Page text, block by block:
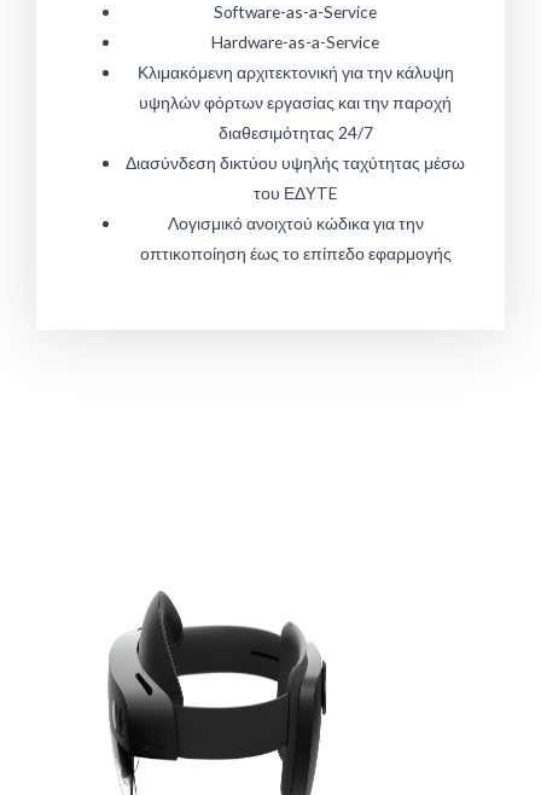
Software-as-a-Service
Hardware-as-a-Service
Κλιμακόμενη αρχιτεκτονική για την κάλυψη
υψηλών φόρτων εργασίας και την παροχή
διαθεσιμότητας 24/7
Διασύνδεση δικτύου υψηλής ταχύτητας μέσω
του ΕΔYTE
Λογισμικό ανοιχτού κώδικα για την
οπτικοποίηση έως το επίπεδο εφαρμογής